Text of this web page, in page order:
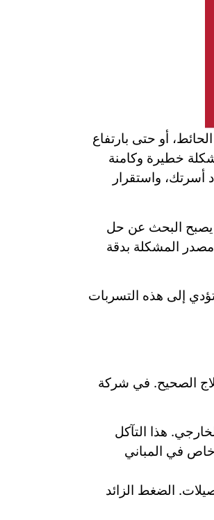
أو حتى بارتفاع
خطيرة وكامنة
واستقرار
يصبح البحث عن حل
مصدر المشكلة بدقة
إلى هذه التسربات
الصحيح. في شركة
هذا التآكل
في المباني
الضغط الزائد